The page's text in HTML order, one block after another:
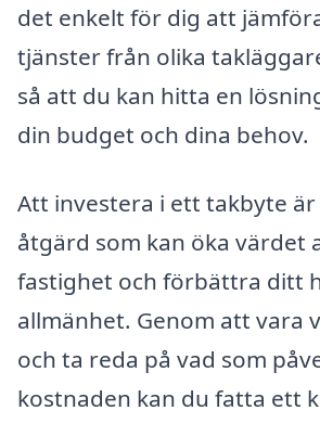
det enkelt för dig att
tjänster från olika
så att du kan hitta en
din budget och dina behov.
Att investera i ett takbyte
åtgärd som kan öka värdet
fastighet och förbättra ditt
allmänhet. Genom att vara
och ta reda på vad som
kostnaden kan du fatta ett